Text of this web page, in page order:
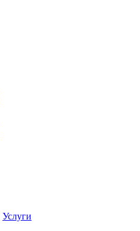
Услуги